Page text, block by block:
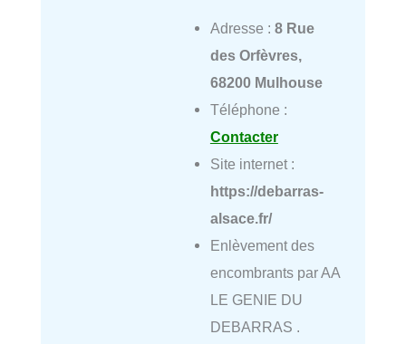
Adresse : 8 Rue
des Orfèvres,
68200 Mulhouse
Téléphone :
Contacter
Site internet :
https://debarras-
alsace.fr/
Enlèvement des
encombrants par AA
LE GENIE DU
DEBARRAS .